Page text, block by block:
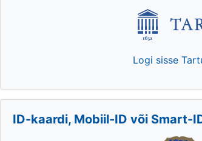
Logi sisse
ID-kaardi, Mobiil-ID või Smart-